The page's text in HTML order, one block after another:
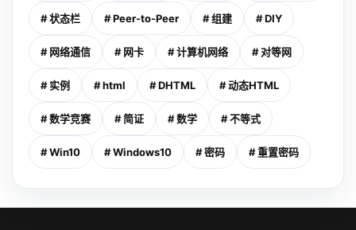
# 状态栏 # Peer-to-Peer # 组建 # DIY
# 网络通信 # 网卡 # 计算机网络 # 对等网
# 实例 # html # DHTML # 动态HTML
# 数学竞赛 # 简证 # 数学 # 不等式
# Win10 # Windows10 # 密码 # 重置密码